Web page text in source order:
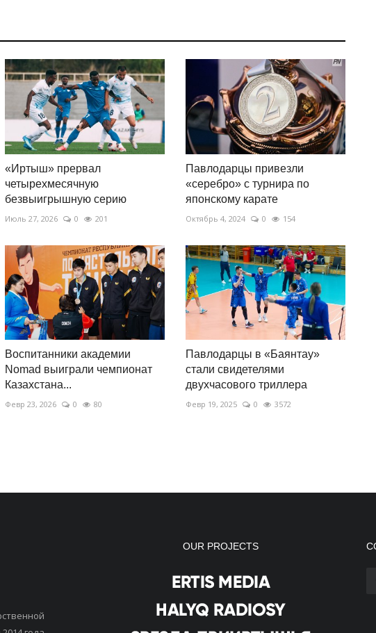
«Иртыш» прервал
четырехмесячную
безвыигрышную серию
Июль 27, 2026 0 201
Павлодарцы привезли
«серебро» с турнира по
японскому карате
Октябрь 4, 2024 0 154
Воспитанники академии
Nomad выиграли чемпионат
Казахстана...
Февр 23, 2026 0 80
Павлодарцы в «Баянтау»
стали свидетелями
двухчасового триллера
Февр 19, 2025 0 3572
OUR PROJECTS